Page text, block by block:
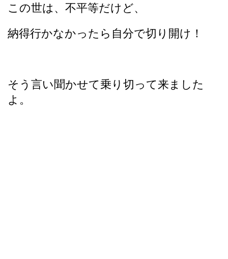
この世は、不平等だけど、
納得行かなかったら自分で切り開け！
そう言い聞かせて乗り切って来ました
よ。